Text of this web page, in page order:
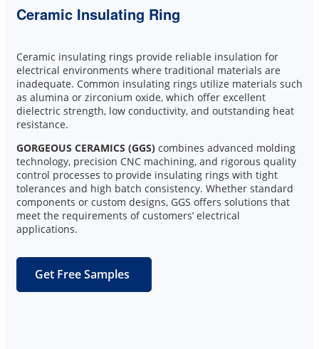
Ceramic Insulating Ring
Ceramic insulating rings provide reliable insulation for
electrical environments where traditional materials are
inadequate. Common insulating rings utilize materials such
as alumina or zirconium oxide, which offer excellent
dielectric strength, low conductivity, and outstanding heat
resistance.
GORGEOUS CERAMICS (GGS) combines advanced molding
technology, precision CNC machining, and rigorous quality
control processes to provide insulating rings with tight
tolerances and high batch consistency. Whether standard
components or custom designs, GGS offers solutions that
meet the requirements of customers’ electrical
applications.
Get Free Samples